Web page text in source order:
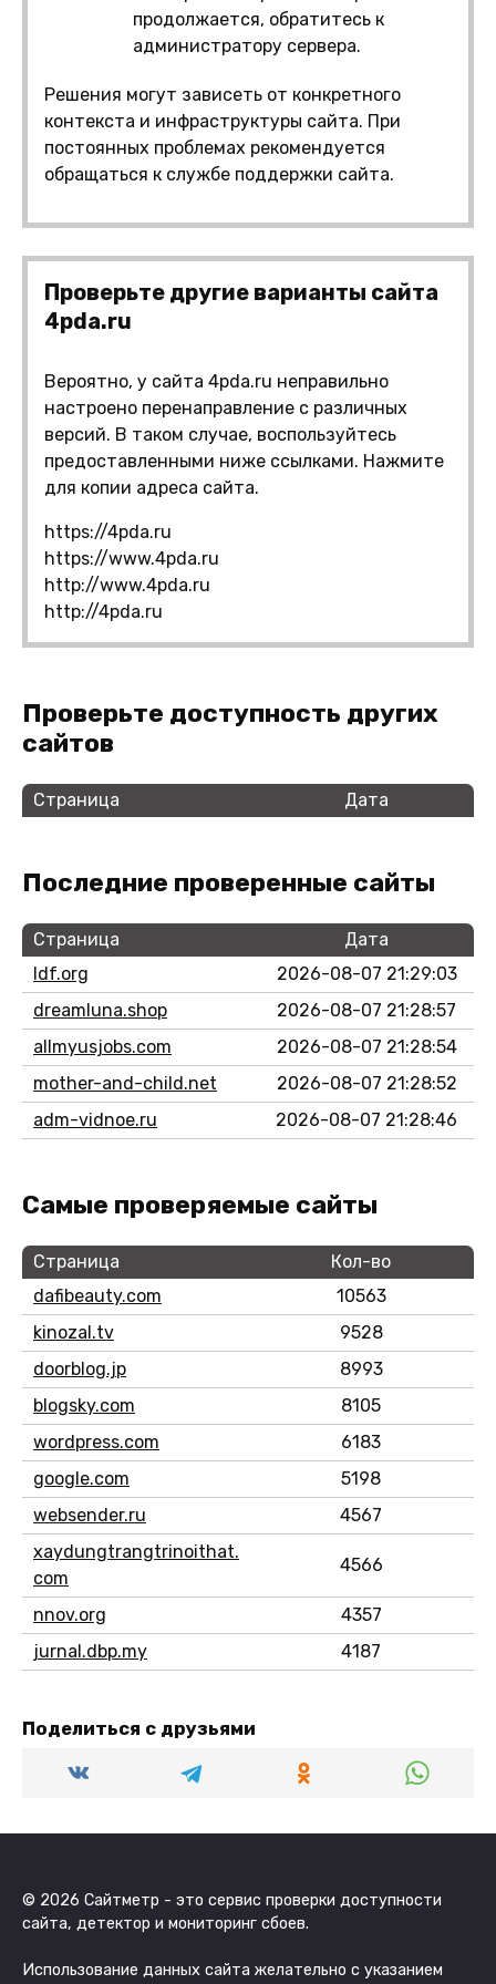
продолжается, обратитесь к
администратору сервера.
Решения могут зависеть от конкретного
контекста и инфраструктуры сайта. При
постоянных проблемах рекомендуется
обращаться к службе поддержки сайта.
Проверьте другие варианты сайта
4pda.ru
Вероятно, у сайта 4pda.ru неправильно
настроено перенаправление с различных
версий. В таком случае, воспользуйтесь
предоставленными ниже ссылками. Нажмите
для копии адреса сайта.
https://4pda.ru
https://www.4pda.ru
http://www.4pda.ru
http://4pda.ru
Проверьте доступность других
сайтов
Страница Дата
Последние проверенные сайты
Страница
Дата
ldf.org
2026-08-07 21:29:03
dreamluna.shop
2026-08-07 21:28:57
allmyusjobs.com
2026-08-07 21:28:54
mother-and-child.net
2026-08-07 21:28:52
adm-vidnoe.ru
2026-08-07 21:28:46
Самые проверяемые сайты
Страница
Кол-во
dafibeauty.com
10563
kinozal.tv
9528
doorblog.jp
8993
blogsky.com
8105
wordpress.com
6183
google.com
5198
websender.ru
4567
xaydungtrangtrinoithat.
com
4566
nnov.org
4357
jurnal.dbp.my
4187
Поделиться с друзьями
© 2026 Сайтметр - это сервис проверки доступности
сайта, детектор и мониторинг сбоев.
Использование данных сайта желательно с указанием